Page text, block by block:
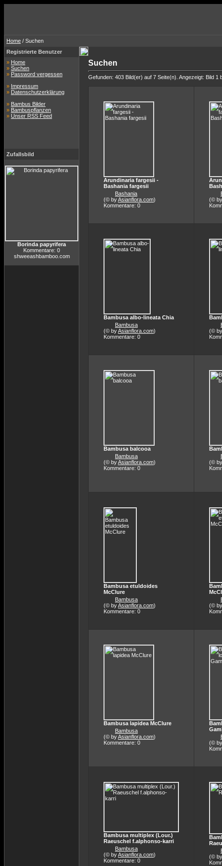
Home / Suchen
Registrierte Benutzer
» Home
» Suchen
» Password vergessen
» Impressum
» Datenschutzerklärung
» Bambus Bilder
» Bambuspflanzen
» Unser RSS Feed
Zufallsbild
Borinda papyrifera
Kommentare: 0
shweeashbamboo.com
Suchen
Gefunden: 403 Bild(er) auf 7 Seite(n). Angezeigt: Bild 1
Arundinaria fargesii -
Bashania fargesii
Bashania
(© byAsianflora.com)
Kommentare: 0
(©
Bambusa albo-lineata Chia
Bambusa
(© byAsianflora.com)
Kommentare: 0
(©
Bambusa balcooa
Bambusa
(© byAsianflora.com)
Kommentare: 0
(©
Bambusa etuldoides
McClure
Bambusa
(© byAsianflora.com)
Kommentare: 0
(©
Bambusa lapidea McClure
Bambusa
(© byAsianflora.com)
Kommentare: 0
(©
Bambusa multiplex (Lour.)
Raeuschel f.alphonso-karri
Bambusa
(© byAsianflora.com)
Kommentare: 0
(©